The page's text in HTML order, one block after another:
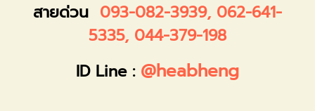
สายด่วน 093-082-3939, 062-641-
5335, 044-379-198
ID Line : @heabheng